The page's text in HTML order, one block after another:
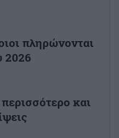
πληρώνονται
2026
και